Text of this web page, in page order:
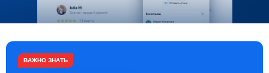
ВАЖНО ЗНАТЬ